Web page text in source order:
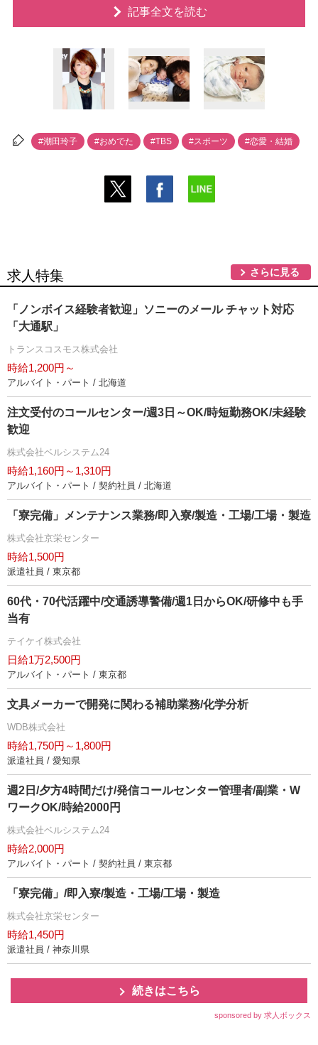
記事全文を読む
#潮田玲子 #おめでた #TBS #スポーツ #恋愛・結婚
求人特集 さらに見る
「ノンボイス経験者歓迎」ソニーのメール チャット対応
「大通駅」
トランスコスモス株式会社
時給1,200円～
アルバイト・パート / 北海道
注文受付のコールセンター/週3日～OK/時短勤務OK/未経験
歓迎
株式会社ベルシステム24
時給1,160円～1,310円
アルバイト・パート / 契約社員 / 北海道
「寮完備」メンテナンス業務/即入寮/製造・工場/工場・製造
株式会社京栄センター
時給1,500円
派遣社員 / 東京都
60代・70代活躍中/交通誘導警備/週1日からOK/研修中も手
当有
テイケイ株式会社
日給1万2,500円
アルバイト・パート / 東京都
文具メーカーで開発に関わる補助業務/化学分析
WDB株式会社
時給1,750円～1,800円
派遣社員 / 愛知県
週2日/夕方4時間だけ/発信コールセンター管理者/副業・W
ワークOK/時給2000円
株式会社ベルシステム24
時給2,000円
アルバイト・パート / 契約社員 / 東京都
「寮完備」/即入寮/製造・工場/工場・製造
株式会社京栄センター
時給1,450円
派遣社員 / 神奈川県
続きはこちら
sponsored by 求人ボックス